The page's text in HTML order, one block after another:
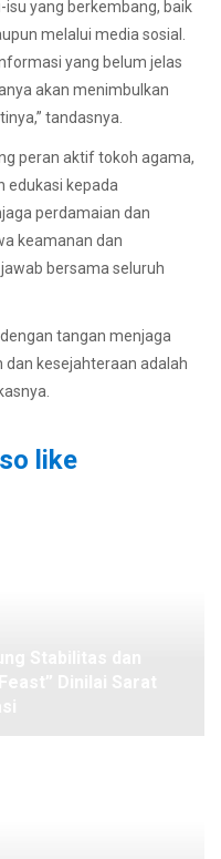
yang berkembang, baik
melalui media sosial.
yang belum jelas
akan menimbulkan
tandasnya.
peran aktif tokoh agama,
edukasi kepada
perdamaian dan
keamanan dan
bersama seluruh
tangan menjaga
dan kesejahteraan adalah
like